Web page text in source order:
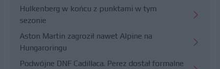
Hulkenberg w końcu z punktami w tym
sezonie
Aston Martin zagroził nawet Alpine na
Hungaroringu
Podwójne DNF Cadillaca. Perez dostał formalne